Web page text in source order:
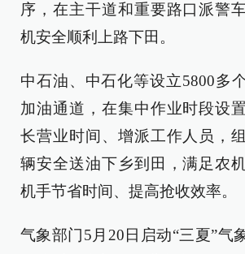
序，在主干道和重要路口派警
机安全顺利上路下田。
中石油、中石化等设立5800多
加油通道，在集中作业时段设
长营业时间、增派工作人员，
辆安全送油下乡到田，满足农
机手节省时间、提高抢收效率。
气象部门5月20日启动“三夏”气